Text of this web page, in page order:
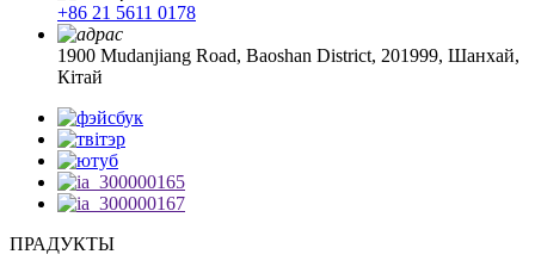
+86 21 5611 0178
1900 Mudanjiang Road, Baoshan District, 201999, Шанхай,
Кітай
ПРАДУКТЫ